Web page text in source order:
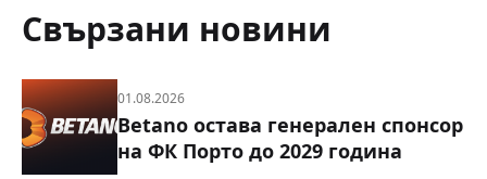
Свързани новини
01.08.2026
Betano остава генерален спонсор
на ФК Порто до 2029 година